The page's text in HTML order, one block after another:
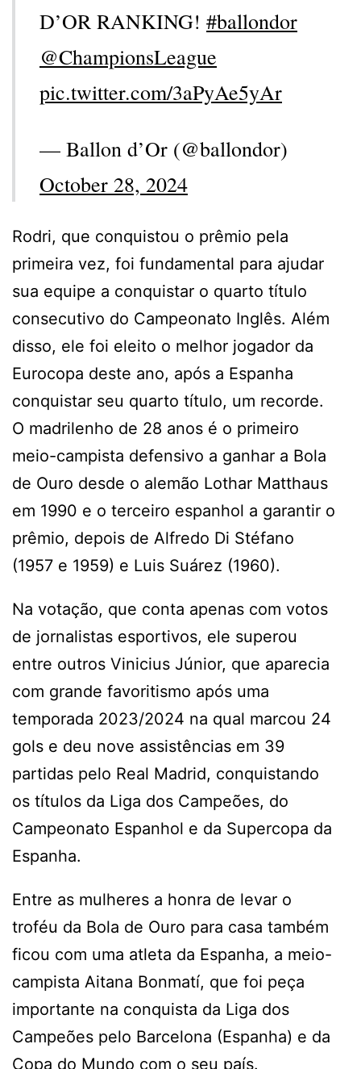
D’OR RANKING! #ballondor
@ChampionsLeague
pic.twitter.com/3aPyAe5yAr
— Ballon d’Or (@ballondor)
October 28, 2024
Rodri, que conquistou o prêmio pela
primeira vez, foi fundamental para ajudar
sua equipe a conquistar o quarto título
consecutivo do Campeonato Inglês. Além
disso, ele foi eleito o melhor jogador da
Eurocopa deste ano, após a Espanha
conquistar seu quarto título, um recorde.
O madrilenho de 28 anos é o primeiro
meio-campista defensivo a ganhar a Bola
de Ouro desde o alemão Lothar Matthaus
em 1990 e o terceiro espanhol a garantir o
prêmio, depois de Alfredo Di Stéfano
(1957 e 1959) e Luis Suárez (1960).
Na votação, que conta apenas com votos
de jornalistas esportivos, ele superou
entre outros Vinicius Júnior, que aparecia
com grande favoritismo após uma
temporada 2023/2024 na qual marcou 24
gols e deu nove assistências em 39
partidas pelo Real Madrid, conquistando
os títulos da Liga dos Campeões, do
Campeonato Espanhol e da Supercopa da
Espanha.
Entre as mulheres a honra de levar o
troféu da Bola de Ouro para casa também
ficou com uma atleta da Espanha, a meio-
campista Aitana Bonmatí, que foi peça
importante na conquista da Liga dos
Campeões pelo Barcelona (Espanha) e da
Copa do Mundo com o seu país.